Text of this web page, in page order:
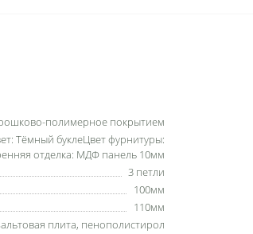
полимерное покрытием
Тёмный буклеЦвет фурнитуры:
отделка: МДФ панель 10мм
3 петли
100мм
110мм
плита, пенополистирол